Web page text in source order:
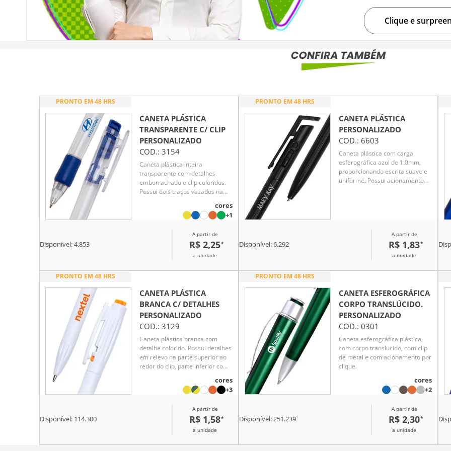
Clique e
PRONTO EM 48 HRS
CANETA PLÁSTICA
TRANSPARENTE C/ CLIP
PERSONALIZADO
COD.: 3154
Caneta plástica inteira
transparente com detalhes
emborrachado e clip coloridos.
Possui dois traços vazados na
detalhes em relevo. Aciona por
clique, para destravar bastar
cores
+1
Disponível:4.853
A partir de
R$ 2,25*
a unidade
PRONTO EM 48 HRS
CANETA PLÁSTICA
PERSONALIZADO
COD.: 6603
Caneta plástica com carga
esferográfica azul de 1.0mm,
proporcionando escrita suave e
uniforme. Possui acionamento
design moderno e funcional a
torna ideal para anotações,
estudos e trabalho. Perfeita para
promocional.
Disponível:6.292
A partir de
R$ 1,83*
a unidade
PRONTO EM 48 HRS
CANETA PLÁSTICA
BRANCA C/ DETALHES
PERSONALIZADO
COD.: 3129
Caneta plástica branca com
detalhe colorido. Possui detalhes
em relevo na parte superior ao
redor do clip, parte inferior com
clique e para destravar basta
apertar a parte inferior do clip.
cores
+3
Disponível: 114.300
A partir de
R$ 1,58*
a unidade
PRONTO EM 48 HRS
CANETA ESFEROGRÁFICA
CORPO TRANSLÚCIDO.
PERSONALIZADO
COD.: 0301
Caneta esferográfica plástica,
com corpo translucido, com clip
de metal e com acionamento por
clique.
cores
+2
Disponível:251.239
A partir de
R$ 2,30*
a unidade